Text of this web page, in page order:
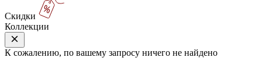
Скидки
Коллекции
К сожалению, по вашему запросу ничего не найдено